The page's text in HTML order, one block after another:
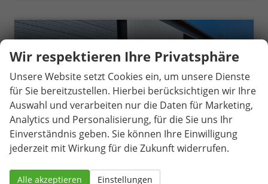
Wir respektieren Ihre Privatsphäre
Unsere Website setzt Cookies ein, um unsere Dienste
für Sie bereitzustellen. Hierbei berücksichtigen wir Ihre
Auswahl und verarbeiten nur die Daten für Marketing,
Analytics und Personalisierung, für die Sie uns Ihr
Einverständnis geben. Sie können Ihre Einwilligung
jederzeit mit Wirkung für die Zukunft widerrufen.
Alle akzeptieren Einstellungen